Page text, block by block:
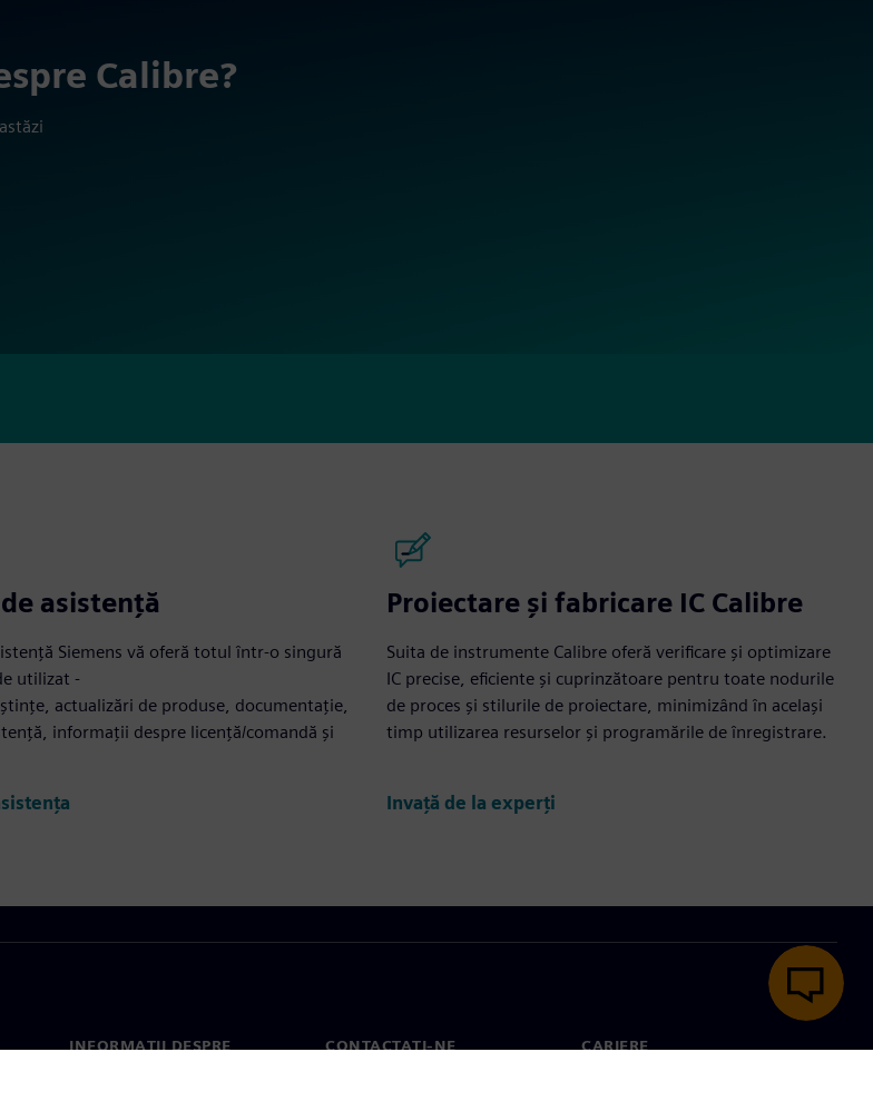
Calibre?
asistență
Siemens vă oferă totul într-o singură
utilizat -
actualizări de produse, documentație,
informații despre licență/comandă și
Proiectare și fabricare IC Calibre
Suita de instrumente Calibre oferă verificare și optimizare
IC precise, eficiente și cuprinzătoare pentru toate nodurile
de proces și stilurile de proiectare, minimizând în același
timp utilizarea resurselor și programările de înregistrare.
Învață de la experți
INFORMAȚII DESPRE
CONTACTAȚI-NE CARIERE